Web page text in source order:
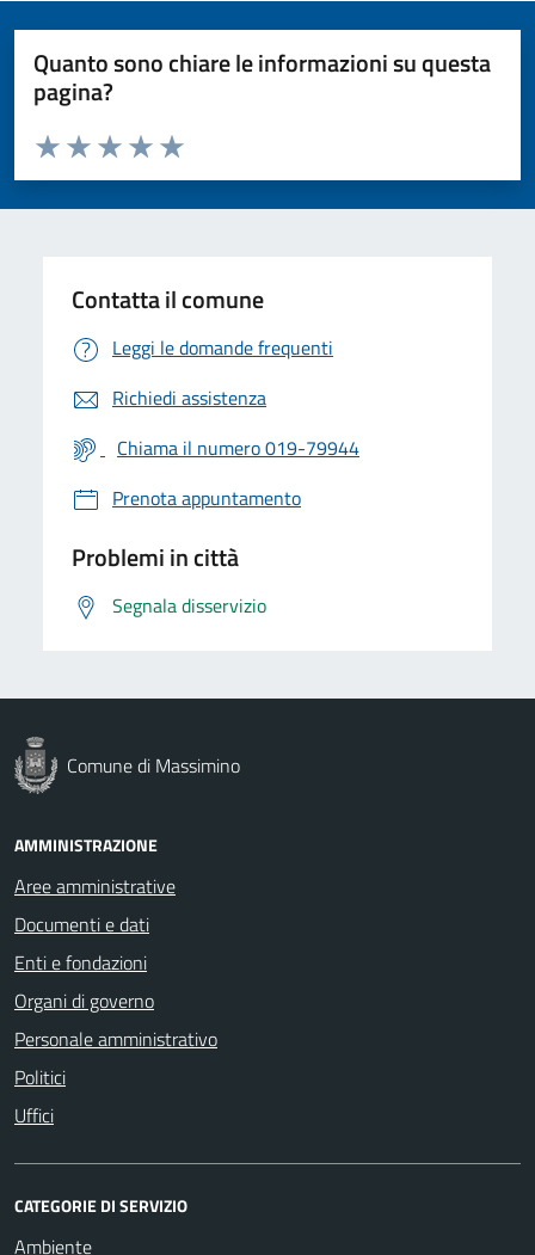
Quanto sono chiare le informazioni su questa
pagina?
Valuta da 1 a 5 stelle la pagina
Valuta 5 stelle su 5
Valuta 4 stelle su 5
Valuta 3 stelle su 5
Valuta 2 stelle su 5
Valuta 1 stelle su 5
Contatta il comune
Leggi le domande frequenti
Richiedi assistenza
Chiama il numero 019-79944
Prenota appuntamento
Problemi in città
Segnala disservizio
Comune di Massimino
AMMINISTRAZIONE
Aree amministrative
Documenti e dati
Enti e fondazioni
Organi di governo
Personale amministrativo
Politici
Uffici
CATEGORIE DI SERVIZIO
Ambiente